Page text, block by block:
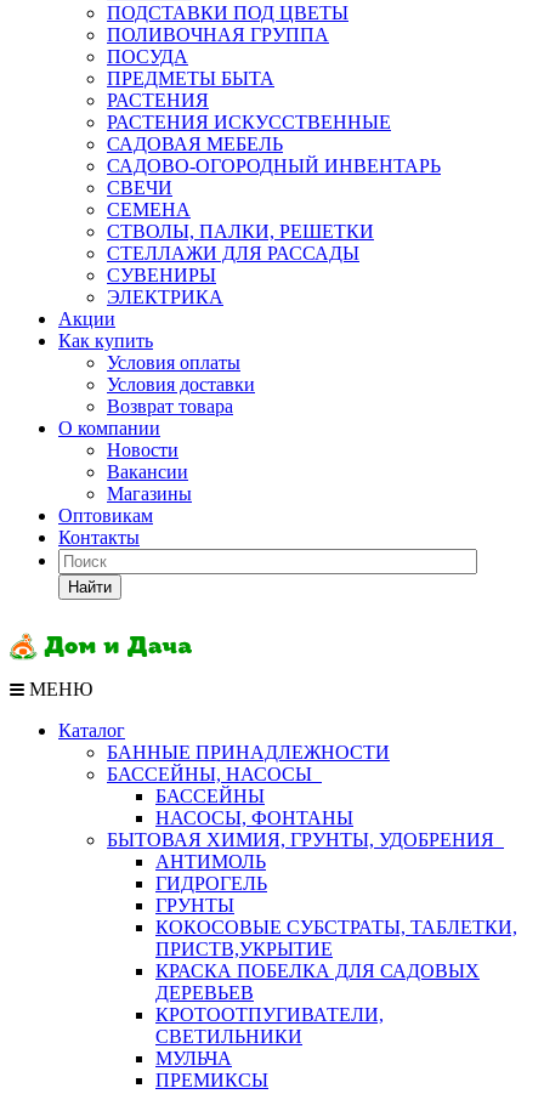
ПОДСТАВКИ ПОД ЦВЕТЫ
ПОЛИВОЧНАЯ ГРУППА
ПОСУДА
ПРЕДМЕТЫ БЫТА
РАСТЕНИЯ
РАСТЕНИЯ ИСКУССТВЕННЫЕ
САДОВАЯ МЕБЕЛЬ
САДОВО-ОГОРОДНЫЙ ИНВЕНТАРЬ
СВЕЧИ
СЕМЕНА
СТВОЛЫ, ПАЛКИ, РЕШЕТКИ
СТЕЛЛАЖИ ДЛЯ РАССАДЫ
СУВЕНИРЫ
ЭЛЕКТРИКА
Акции
Как купить
Условия оплаты
Условия доставки
Возврат товара
О компании
Новости
Вакансии
Магазины
Оптовикам
Контакты
Найти
МЕНЮ
Каталог
БАННЫЕ ПРИНАДЛЕЖНОСТИ
БАССЕЙНЫ, НАСОСЫ
БАССЕЙНЫ
НАСОСЫ, ФОНТАНЫ
БЫТОВАЯ ХИМИЯ, ГРУНТЫ, УДОБРЕНИЯ
АНТИМОЛЬ
ГИДРОГЕЛЬ
ГРУНТЫ
КОКОСОВЫЕ СУБСТРАТЫ, ТАБЛЕТКИ,
ПРИСТВ,УКРЫТИЕ
КРАСКА ПОБЕЛКА ДЛЯ САДОВЫХ
ДЕРЕВЬЕВ
КРОТООТПУГИВАТЕЛИ,
СВЕТИЛЬНИКИ
МУЛЬЧА
ПРЕМИКСЫ